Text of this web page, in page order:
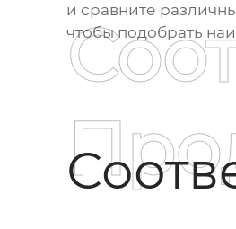
и сравните
чтобы подобрать